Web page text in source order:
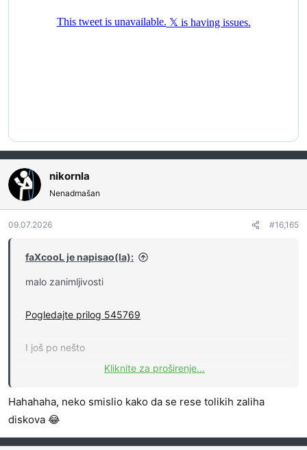
nikornla
Nenadmašan
09.07.2026 #16,165
faXcooL je napisao(la):
malo zanimljivosti
Pogledajte prilog 545769
I još po nešto
PlayStation insiders sold over $5M in stocks just
Kliknite za proširenje...
Hahahaha, neko smislio kako da se rese tolikih zaliha
diskova 😂